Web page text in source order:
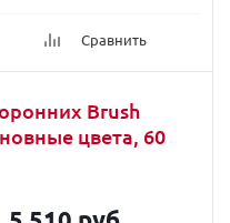
Сравнить
Brush
цвета, 60